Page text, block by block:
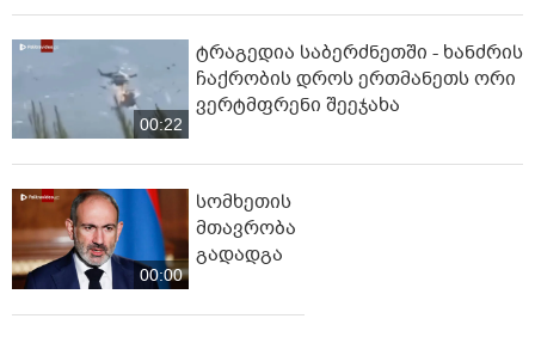
00:22
ტრაგედია საბერძნეთში - ხანძრის
ჩაქრობის დროს ერთმანეთს ორი
ვერტმფრენი შეეჯახა
00:00
სომხეთის
მთავრობა
გადადგა